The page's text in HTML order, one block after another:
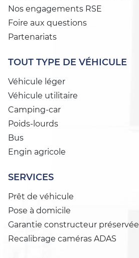
Nos engagements RSE
Foire aux questions
Partenariats
TOUT TYPE DE VÉHICULE
Véhicule léger
Véhicule utilitaire
Camping-car
Poids-lourds
Bus
Engin agricole
SERVICES
Prêt de véhicule
Pose à domicile
Garantie constructeur préservée
Recalibrage caméras ADAS